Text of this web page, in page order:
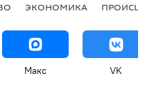
ЭКОНОМИКА
Макс VK